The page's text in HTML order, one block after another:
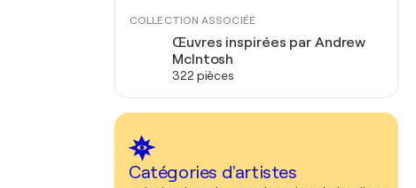
COLLECTION ASSOCIÉE
Œuvres inspirées par Andrew
McIntosh
322 pièces
Catégories d'artistes